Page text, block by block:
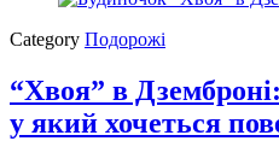
Category Подорожі
“Хвоя” в
у який хочеться